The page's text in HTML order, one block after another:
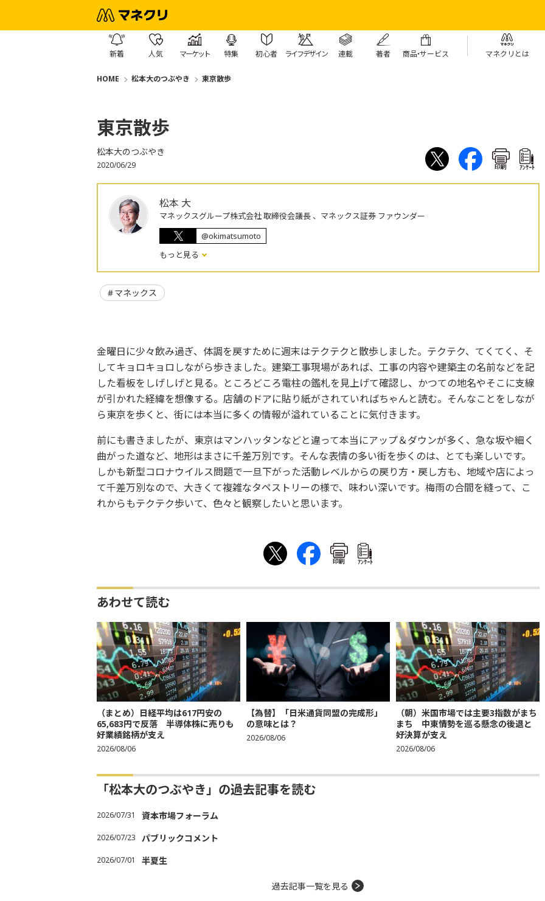
新着 人気 マーケット 特集 初心者 ライフデザイン 連載 著者 商品・サービス マネクリとは
HOME 松本大のつぶやき 東京散歩
東京散歩
松本大のつぶやき
2020/06/29 印刷 ｱﾝｹｰﾄ
松本 大
マネックスグループ株式会社 取締役会議長 、マネックス証券 ファウンダー
@okimatsumoto
もっと見る
マネックス
金曜日に少々飲み過ぎ、体調を戻すために週末はテクテクと散歩しました。テクテク、てくてく、そ
してキョロキョロしながら歩きました。建築工事現場があれば、工事の内容や建築主の名前などを記
した看板をしげしげと見る。ところどころ電柱の鑑札を見上げて確認し、かつての地名やそこに支線
が引かれた経緯を想像する。店舗のドアに貼り紙がされていればちゃんと読む。そんなことをしなが
ら東京を歩くと、街には本当に多くの情報が溢れていることに気付きます。
前にも書きましたが、東京はマンハッタンなどと違って本当にアップ＆ダウンが多く、急な坂や細く
曲がった道など、地形はまさに千差万別です。そんな表情の多い街を歩くのは、とても楽しいです。
しかも新型コロナウイルス問題で一旦下がった活動レベルからの戻り方・戻し方も、地域や店によっ
て千差万別なので、大きくて複雑なタペストリーの様で、味わい深いです。梅雨の合間を縫って、こ
れからもテクテク歩いて、色々と観察したいと思います。
印刷 ｱﾝｹｰﾄ
あわせて読む
（まとめ）日経平均は617円安の
65,683円で反落 半導体株に売りも
好業績銘柄が支え
2026/08/06
【為替】「日米通貨同盟の完成形」
の意味とは？
2026/08/06
（朝）米国市場では主要3指数がまち
まち 中東情勢を巡る懸念の後退と
好決算が支え
2026/08/06
「松本大のつぶやき」の過去記事を読む
2026/07/31 資本市場フォーラム
2026/07/23 パブリックコメント
2026/07/01 半夏生
過去記事一覧を見る